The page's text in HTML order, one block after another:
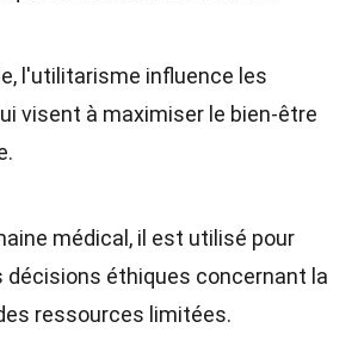
l'utilitarisme influence les
visent à maximiser le bien-être
médical, il est utilisé pour
décisions éthiques concernant la
ressources limitées.